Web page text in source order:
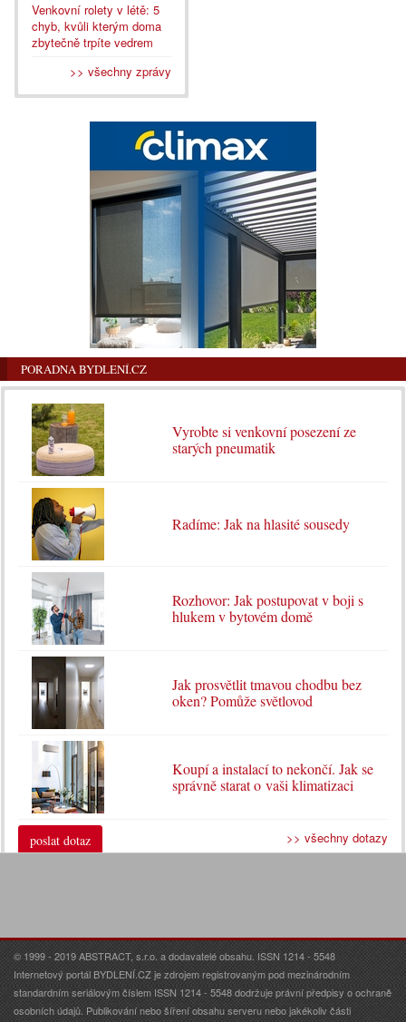
Venkovní rolety v létě: 5
chyb, kvůli kterým doma
zbytečně trpíte vedrem
>> všechny zprávy
PORADNA BYDLENÍ.CZ
Vyrobte si venkovní posezení ze
starých pneumatik
Radíme: Jak na hlasité sousedy
Rozhovor: Jak postupovat v boji s
hlukem v bytovém domě
Jak prosvětlit tmavou chodbu bez
oken? Pomůže světlovod
Koupí a instalací to nekončí. Jak se
správně starat o vaši klimatizaci
poslat dotaz >> všechny dotazy
© 1999 - 2019 ABSTRACT, s.r.o. a dodavatelé obsahu. ISSN 1214 - 5548
Internetový portál BYDLENÍ.CZ je zdrojem registrovaným pod mezinárodním
standardním seriálovým číslem ISSN 1214 - 5548 dodržuje právní předpisy o ochraně
osobních údajů. Publikování nebo šíření obsahu serveru nebo jakékoliv části